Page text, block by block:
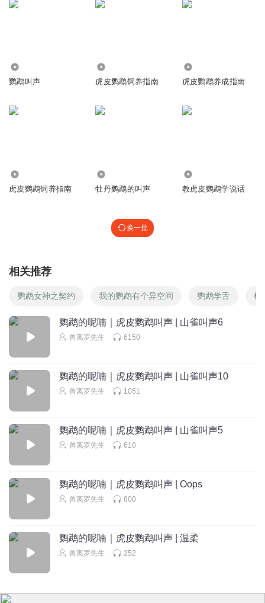
鹦鹉叫声 虎皮鹦鹉饲养指南 虎皮鹦鹉养成指南
虎皮鹦鹉饲养指南 牡丹鹦鹉的叫声 教虎皮鹦鹉学说话
换一批
相关推荐
鹦鹉女神之契约 我的鹦鹉有个异空间 鹦鹉学舌 柳
鹦鹉的呢喃｜虎皮鹦鹉叫声 | 山雀叫声6
兽离罗先生 6150
鹦鹉的呢喃｜虎皮鹦鹉叫声 | 山雀叫声10
兽离罗先生 1051
鹦鹉的呢喃｜虎皮鹦鹉叫声 | 山雀叫声5
兽离罗先生 610
鹦鹉的呢喃｜虎皮鹦鹉叫声 | Oops
兽离罗先生 800
鹦鹉的呢喃｜虎皮鹦鹉叫声 | 温柔
兽离罗先生 252